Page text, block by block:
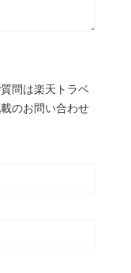
問は楽天トラベ
のお問い合わせ